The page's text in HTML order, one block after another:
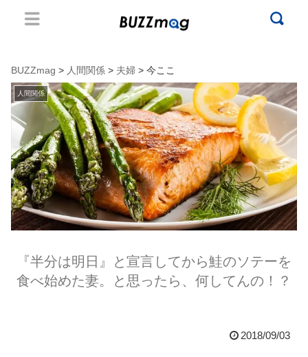
BUZZmag > 人間関係 > 夫婦 > 今ここ
人間関係
『半分は明日』と宣言してから鮭のソテーを
食べ始めた妻。と思ったら、何してんの！？
2018/09/03